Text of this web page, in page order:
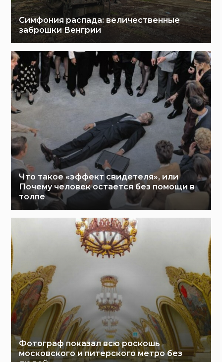
Симфония распада: величественные
заброшки Венгрии
Что такое «эффект свидетеля», или
Почему человек остается без помощи в
толпе
Фотограф показал всю роскошь
московского и питерского метро без